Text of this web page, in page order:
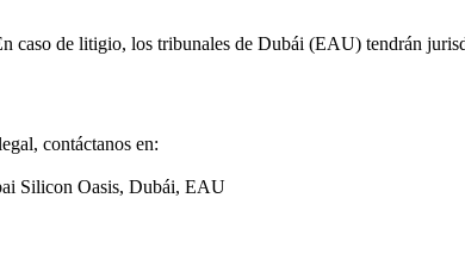
caso de litigio, los tribunales de Dubái (EAU) tendrán
contáctanos en:
Silicon Oasis, Dubái, EAU